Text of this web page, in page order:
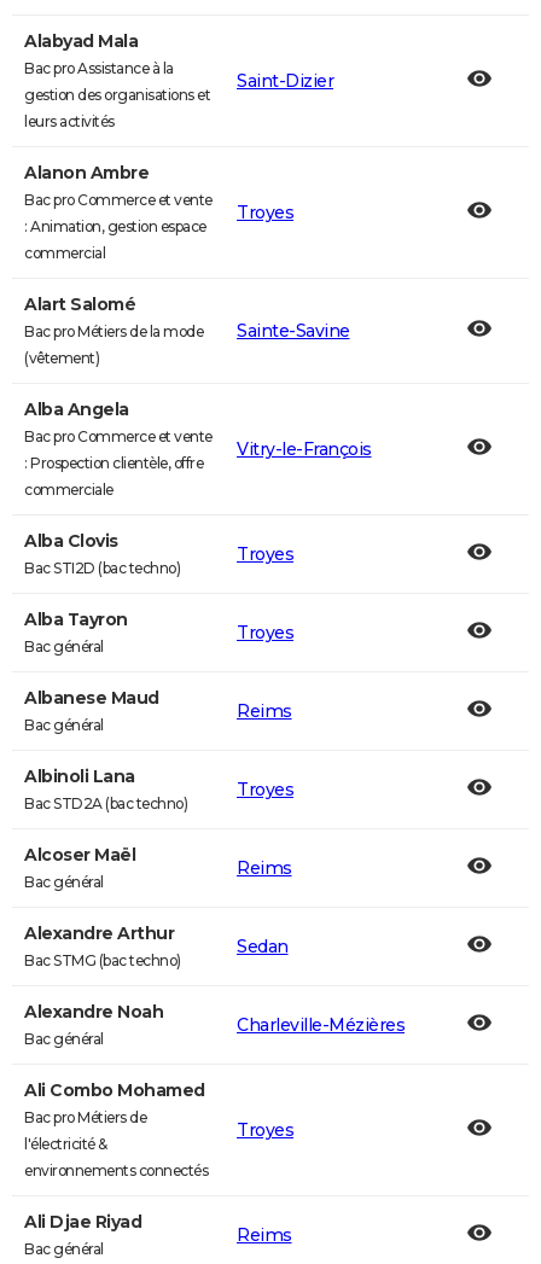
Alabyad Mala
Bac pro Assistance à la
gestion des organisations et
leurs activités
Saint-Dizier
Alanon Ambre
Bac pro Commerce et vente
: Animation, gestion espace
commercial
Troyes
Alart Salomé
Bac pro Métiers de la mode
(vêtement)
Sainte-Savine
Alba Angela
Bac pro Commerce et vente
: Prospection clientèle, offre
commerciale
Vitry-le-François
Alba Clovis
Bac STI2D (bac techno)
Troyes
Alba Tayron
Bac général
Troyes
Albanese Maud
Bac général
Reims
Albinoli Lana
Bac STD2A (bac techno)
Troyes
Alcoser Maël
Bac général
Reims
Alexandre Arthur
Bac STMG (bac techno)
Sedan
Alexandre Noah
Bac général
Charleville-Mézières
Ali Combo Mohamed
Bac pro Métiers de
l'électricité &
environnements connectés
Troyes
Ali Djae Riyad
Bac général
Reims